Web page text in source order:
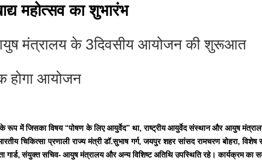
महोत्सव का शुभारंभ
मंत्रालय के 3दिवसीय आयोजन की शुरूआत
होगा आयोजन
रूप में जिसका विषय “पोषण के लिए आयुर्वेद” था, राष्ट्रीय आयुर्वेद संस्थान और आयुष
चिकित्सा प्रणाली राज्य मंत्री डॉ.सुभाष गर्ग, जयपुर शहर सांसद रामचरण बोहरा,
गार्ड, संयुक्त सचिव- आयुष मंत्रालय और अन्य विशिष्ट अतिथि उपस्थिति रहे। कार्यक्रम का